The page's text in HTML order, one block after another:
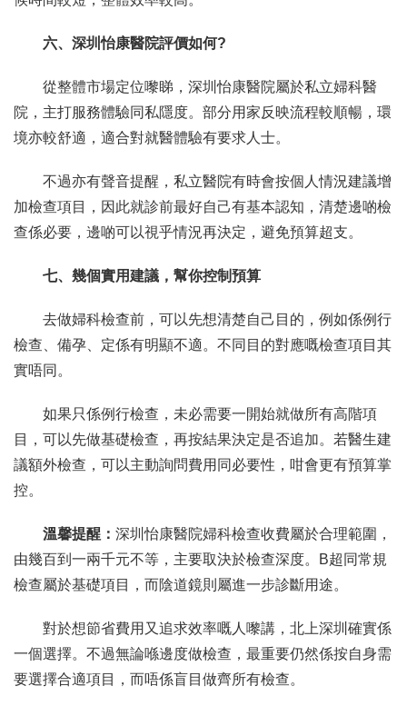
六、深圳怡康醫院評價如何?
從整體市場定位嚟睇，深圳怡康醫院屬於私立婦科醫
院，主打服務體驗同私隱度。部分用家反映流程較順暢，環
境亦較舒適，適合對就醫體驗有要求人士。
不過亦有聲音提醒，私立醫院有時會按個人情況建議增
加檢查項目，因此就診前最好自己有基本認知，清楚邊啲檢
查係必要，邊啲可以視乎情況再決定，避免預算超支。
七、幾個實用建議，幫你控制預算
去做婦科檢查前，可以先想清楚自己目的，例如係例行
檢查、備孕、定係有明顯不適。不同目的對應嘅檢查項目其
實唔同。
如果只係例行檢查，未必需要一開始就做所有高階項
目，可以先做基礎檢查，再按結果決定是否追加。若醫生建
議額外檢查，可以主動詢問費用同必要性，咁會更有預算掌
控。
溫馨提醒： 深圳怡康醫院婦科檢查收費屬於合理範圍，
由幾百到一兩千元不等，主要取決於檢查深度。B超同常規
檢查屬於基礎項目，而陰道鏡則屬進一步診斷用途。
對於想節省費用又追求效率嘅人嚟講，北上深圳確實係
一個選擇。不過無論喺邊度做檢查，最重要仍然係按自身需
要選擇合適項目，而唔係盲目做齊所有檢查。